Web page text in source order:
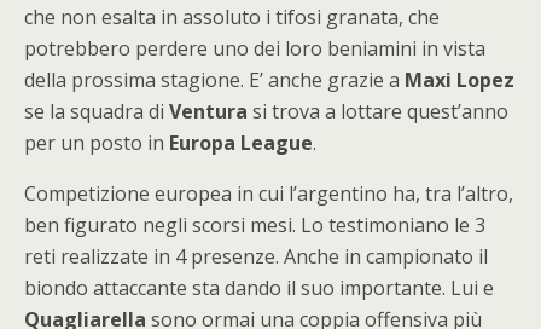
che non esalta in assoluto i tifosi granata, che
potrebbero perdere uno dei loro beniamini in vista
della prossima stagione. E’ anche grazie a Maxi Lopez
se la squadra di Ventura si trova a lottare quest’anno
per un posto in Europa League.
Competizione europea in cui l’argentino ha, tra l’altro,
ben figurato negli scorsi mesi. Lo testimoniano le 3
reti realizzate in 4 presenze. Anche in campionato il
biondo attaccante sta dando il suo importante. Lui e
Quagliarella sono ormai una coppia offensiva più